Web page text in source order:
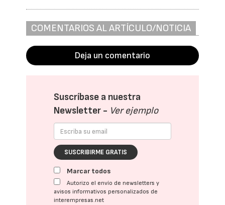
COMENTARIOS AL ARTÍCULO/NOTICIA
Deja un comentario
Suscríbase a nuestra
Newsletter - Ver ejemplo
SUSCRIBIRME GRATIS
Marcar todos
Autorizo el envío de newsletters y
avisos informativos personalizados de
interempresas.net